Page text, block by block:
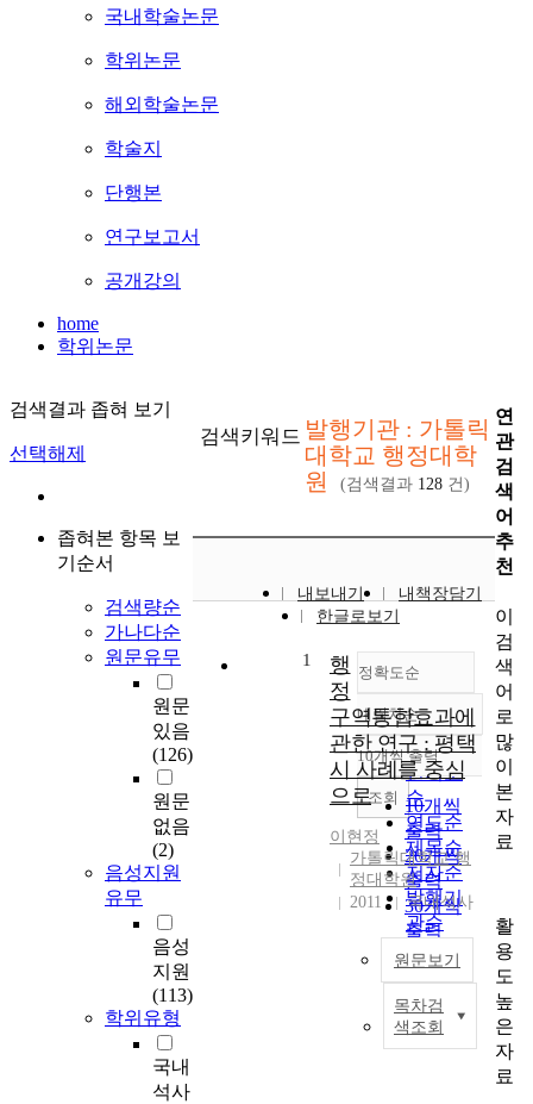
국내학술논문
학위논문
해외학술논문
학술지
단행본
연구보고서
공개강의
home
학위논문
검색결과 좁혀 보기
선택해제
좁혀본 항목 보
기순서
검색량순
가나다순
원문유무
원문
있음
(126)
원문
없음
(2)
음성지원
유무
음성
지원
(113)
학위유형
국내
석사
검색키워드 발행기관 : 가톨릭
대학교 행정대학
원
(검색결과 128 건)
내보내기
내책장담기
한글로보기
정확도순
정확도
순
인기도
순
연도순
제목순
저자순
발행기
관순
내림차순
내림차순
10개씩 출력
10개씩
출력
20개씩
출력
30개씩
출력
50개씩
출력
100개씩
출력
조회
1
행
정
구역통합효과에
관한 연구 : 평택
시 사례를 중심
으로
이현정
가톨릭대학교 행
정대학원
2011
국내석사
원문보기
목차검
색조회
연
관
검
색
어
추
천
이
검
색
어
로
많
이
본
자
료
활
용
도
높
은
자
료